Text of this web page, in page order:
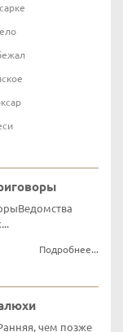
Подробнее...
чем позже